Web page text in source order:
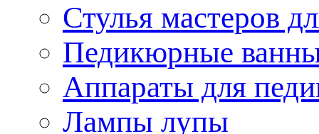
Стулья мастеров
Педикюрные
Аппараты для
Лампы лупы